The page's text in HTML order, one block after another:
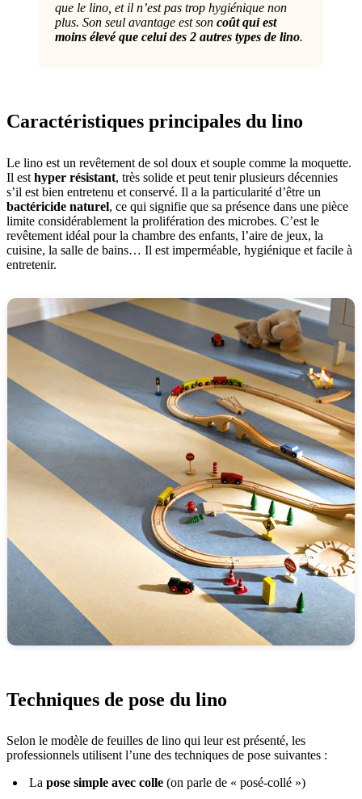
que le lino, et il n’est pas trop hygiénique non
plus. Son seul avantage est son coût qui est
moins élevé que celui des 2 autres types de lino.
Caractéristiques principales du lino
Le lino est un revêtement de sol doux et souple comme la moquette.
Il est hyper résistant, très solide et peut tenir plusieurs décennies
s’il est bien entretenu et conservé. Il a la particularité d’être un
bactéricide naturel, ce qui signifie que sa présence dans une pièce
limite considérablement la prolifération des microbes. C’est le
revêtement idéal pour la chambre des enfants, l’aire de jeux, la
cuisine, la salle de bains… Il est imperméable, hygiénique et facile à
entretenir.
Techniques de pose du lino
Selon le modèle de feuilles de lino qui leur est présenté, les
professionnels utilisent l’une des techniques de pose suivantes :
La pose simple avec colle (on parle de « posé-collé »)